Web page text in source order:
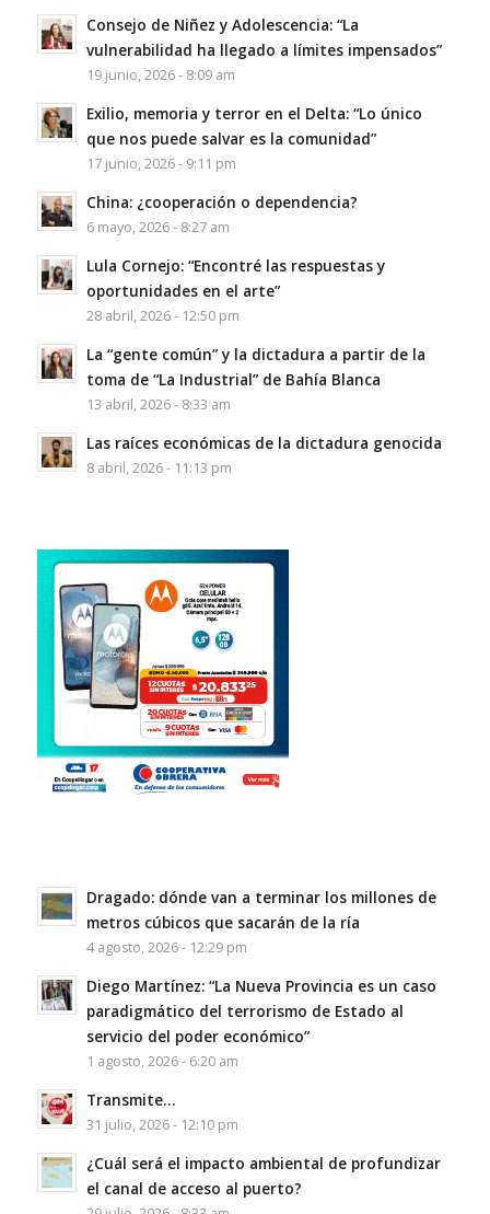
Consejo de Niñez y Adolescencia: “La
vulnerabilidad ha llegado a límites impensados”
19 junio, 2026 - 8:09 am
Exilio, memoria y terror en el Delta: “Lo único
que nos puede salvar es la comunidad”
17 junio, 2026 - 9:11 pm
China: ¿cooperación o dependencia?
6 mayo, 2026 - 8:27 am
Lula Cornejo: “Encontré las respuestas y
oportunidades en el arte”
28 abril, 2026 - 12:50 pm
La “gente común” y la dictadura a partir de la
toma de “La Industrial” de Bahía Blanca
13 abril, 2026 - 8:33 am
Las raíces económicas de la dictadura genocida
8 abril, 2026 - 11:13 pm
Dragado: dónde van a terminar los millones de
metros cúbicos que sacarán de la ría
4 agosto, 2026 - 12:29 pm
Diego Martínez: “La Nueva Provincia es un caso
paradigmático del terrorismo de Estado al
servicio del poder económico”
1 agosto, 2026 - 6:20 am
Transmite…
31 julio, 2026 - 12:10 pm
¿Cuál será el impacto ambiental de profundizar
el canal de acceso al puerto?